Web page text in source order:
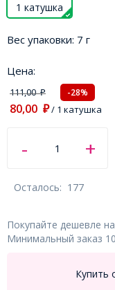
1 катушка
Вес упаковки: 7 г
Цена:
111,00₽ -28%
80,00 ₽/ 1 катушка
Осталось: 177
Покупайте дешевле
Минимальный заказ
Купить